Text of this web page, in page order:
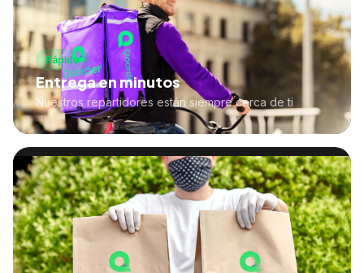
Rápido
Entrega en minutos
Nuestros repartidores están siempre cerca de ti